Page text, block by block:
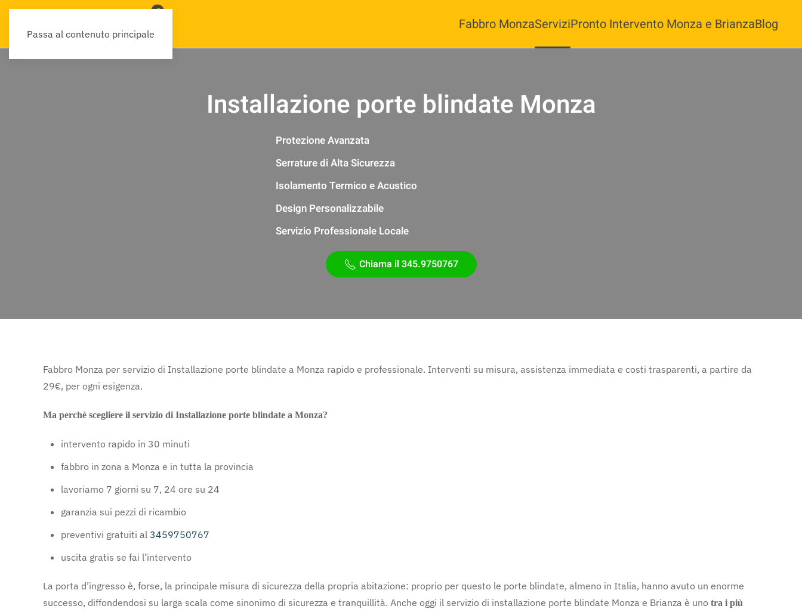
Passa al contenuto principale
Fabbro MonzaServiziPronto Intervento Monza e BrianzaBlog
Installazione porte blindate Monza
Protezione Avanzata
Serrature di Alta Sicurezza
Isolamento Termico e Acustico
Design Personalizzabile
Servizio Professionale Locale
Chiama il 345.9750767
Fabbro Monza per servizio di Installazione porte blindate a Monza rapido e professionale. Interventi su misura, assistenza immediata e costi trasparenti, a partire da
29€, per ogni esigenza.
Ma perchè scegliere il servizio di Installazione porte blindate a Monza?
intervento rapido in 30 minuti
fabbro in zona a Monza e in tutta la provincia
lavoriamo 7 giorni su 7, 24 ore su 24
garanzia sui pezzi di ricambio
preventivi gratuiti al 3459750767
uscita gratis se fai l’intervento
La porta d’ingresso è, forse, la principale misura di sicurezza della propria abitazione: proprio per questo le porte blindate, almeno in Italia, hanno avuto un enorme
successo, diffondendosi su larga scala come sinonimo di sicurezza e tranquillità. Anche oggi il servizio di installazione porte blindate Monza e Brianza è uno tra i più